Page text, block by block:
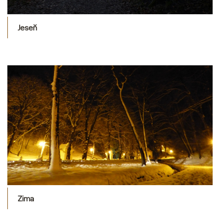
Jeseň
Zima